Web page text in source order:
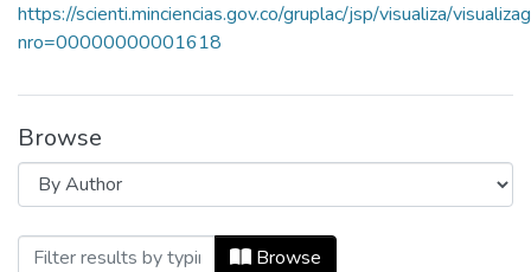
https://scienti.minciencias.gov.co/gruplac/jsp/visualiza/
nro=00000000001618
Browse
Browsing Tecnologías Avanzadas de
Browse